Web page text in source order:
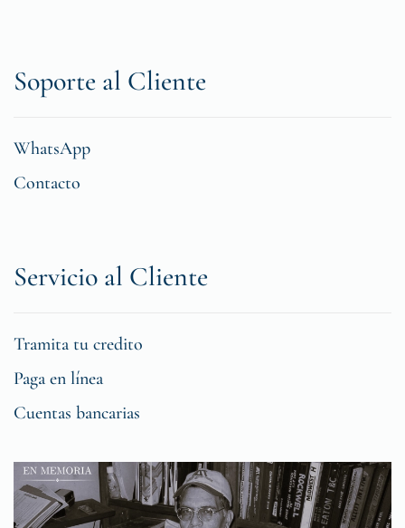
Soporte al Cliente
WhatsApp
Contacto
Servicio al Cliente
Tramita tu credito
Paga en línea
Cuentas bancarias